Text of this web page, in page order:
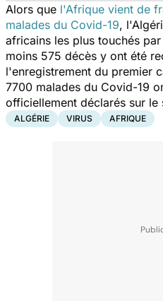
Alors que l'Afrique vient de
malades du Covid-19,
africains les plus touchés
moins 575 décès y ont été
l'enregistrement du premier
7700 malades du Covid-19
officiellement déclarés sur le
ALGÉRIE VIRUS AFRIQUE